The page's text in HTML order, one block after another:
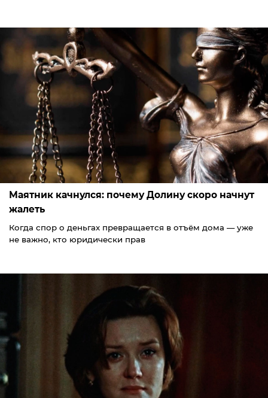
Маятник качнулся: почему Долину скоро начнут
жалеть
Когда спор о деньгах превращается в отъём дома — уже
не важно, кто юридически прав